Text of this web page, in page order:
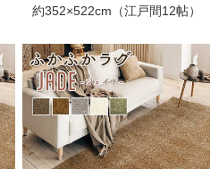
約352×522cm（江戸間12帖）